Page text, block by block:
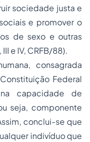
sociedade justa e
e promover o
de sexo e outras
e IV, CRFB/88).
consagrada
Federal
capacidade de
seja, componente
conclui-se que
indivíduo que